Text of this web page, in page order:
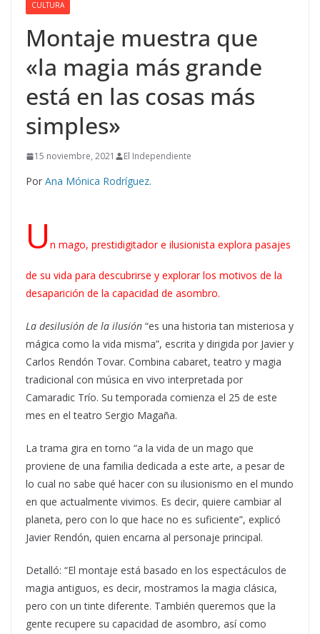
CULTURA
Montaje muestra que
«la magia más grande
está en las cosas más
simples»
15 noviembre, 2021 El Independiente
Por Ana Mónica Rodríguez.
U n mago, prestidigitador e ilusionista explora pasajes
de su vida para descubrirse y explorar los motivos de la
desaparición de la capacidad de asombro.
La desilusión de la ilusión “es una historia tan misteriosa y
mágica como la vida misma”, escrita y dirigida por Javier y
Carlos Rendón Tovar. Combina cabaret, teatro y magia
tradicional con música en vivo interpretada por
Camaradic Trío. Su temporada comienza el 25 de este
mes en el teatro Sergio Magaña.
La trama gira en torno “a la vida de un mago que
proviene de una familia dedicada a este arte, a pesar de
lo cual no sabe qué hacer con su ilusionismo en el mundo
en que actualmente vivimos. Es decir, quiere cambiar al
planeta, pero con lo que hace no es suficiente”, explicó
Javier Rendón, quien encarna al personaje principal.
Detalló: “El montaje está basado en los espectáculos de
magia antiguos, es decir, mostramos la magia clásica,
pero con un tinte diferente. También queremos que la
gente recupere su capacidad de asombro, así como